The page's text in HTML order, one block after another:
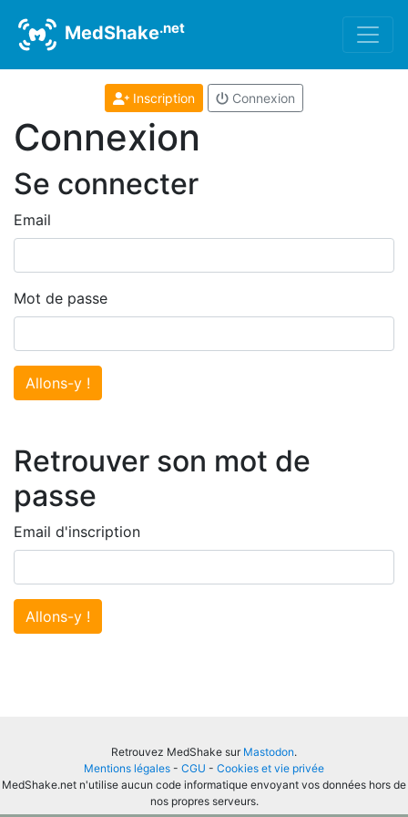
MedShake.net
Inscription Connexion
Connexion
Se connecter
Email
Mot de passe
Allons-y !
Retrouver son mot de
passe
Email d'inscription
Allons-y !
Retrouvez MedShake sur Mastodon.
Mentions légales - CGU - Cookies et vie privée
MedShake.net n'utilise aucun code informatique envoyant vos données hors de
nos propres serveurs.